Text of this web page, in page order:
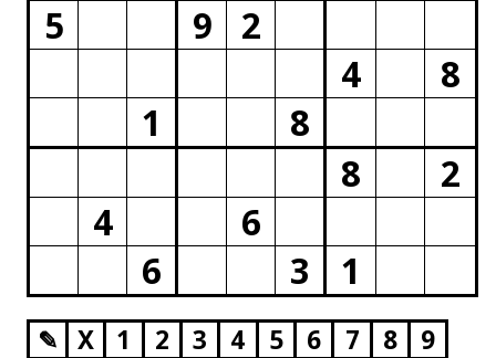
5
9
2
4
8
1
8
8
2
4
6
6
3 1
✎ X 1 2 3 4 5 6 7 8 9